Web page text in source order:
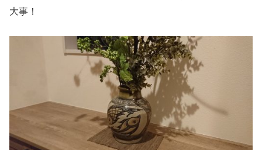
大事！